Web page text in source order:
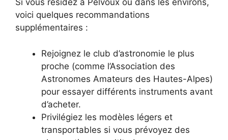
Si vous résidez à Pelvoux ou dans les environs,
voici quelques recommandations
supplémentaires :
Rejoignez le club d’astronomie le plus
proche (comme l’Association des
Astronomes Amateurs des Hautes-Alpes)
pour essayer différents instruments avant
d’acheter.
Privilégiez les modèles légers et
transportables si vous prévoyez des